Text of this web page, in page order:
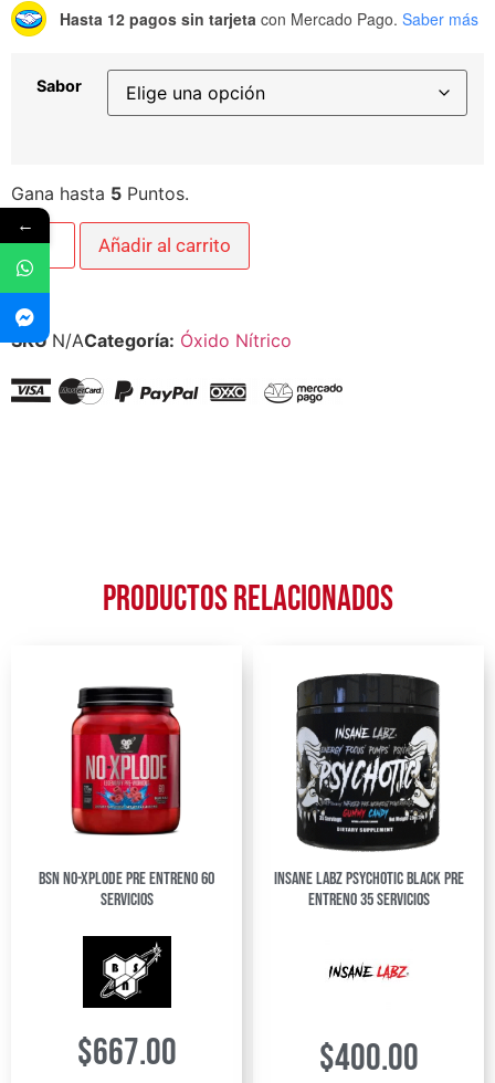
Hasta 12 pagos sin tarjeta con Mercado Pago. Saber más
Sabor
Gana hasta 5 Puntos.
Añadir al carrito
SKUN/ACategoría: Óxido Nítrico
Productos relacionados
BSN No-Xplode Pre Entreno 60
servicios
$667.00
Insane Labz Psychotic Black Pre
Entreno 35 Servicios
$400.00
←